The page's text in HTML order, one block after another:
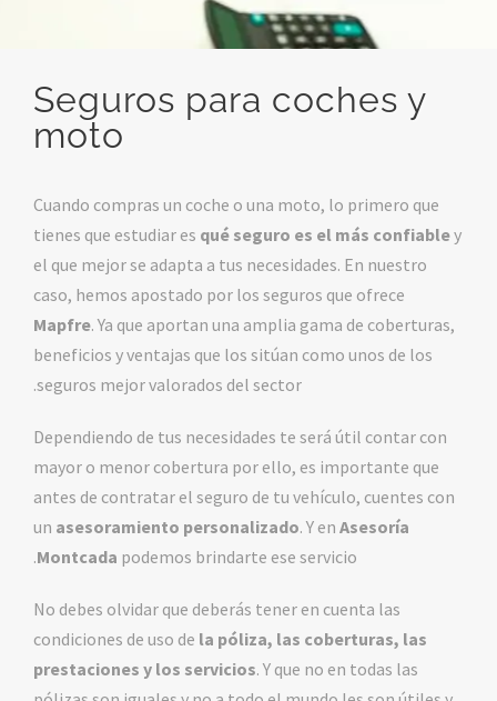
Seguros para coches y
moto
Cuando compras un coche o una moto, lo primero que
tienes que estudiar es qué seguro es el más confiabley
el que mejor se adapta a tus necesidades. En nuestro
caso, hemos apostado por los seguros que ofrece
Mapfre. Ya que aportan una amplia gama de coberturas,
beneficios y ventajas que los sitúan como unos de los
seguros mejor valorados del sector.
Dependiendo de tus necesidades te será útil contar con
mayor o menor cobertura por ello, es importante que
antes de contratar el seguro de tu vehículo, cuentes con
un asesoramiento personalizado. Y en Asesoría
Montcada podemos brindarte ese servicio.
No debes olvidar que deberás tener en cuenta las
condiciones de uso de la póliza, las coberturas, las
prestaciones y los servicios. Y que no en todas las